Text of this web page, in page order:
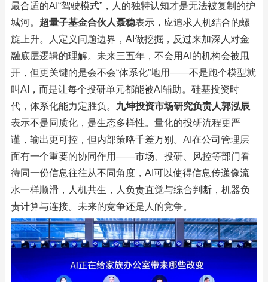
最合适的AI“驾驶模式”，人的独特认知才是无法被复制的护
城河。 超量子基金合伙人聂稳表示，应追求人机结合的螺
旋上升。人定义问题边界，AI做挖掘，反过来加深人对金
融底层逻辑的理解。未来三五年，不会用AI的机构会被甩
开，但更关键的是会不会“体系化”地用——不是跑个模型就
叫AI，而是让每个投研单元都能被AI辅助。硅基投资时
代，体系化能力定胜负。 九坤投资市场研究负责人郭泓辰
表示不是同质化，是生态多样性。量化的投研流程更严
谨，输出更可控，但内部策略千差万别。AI在公司管理层
面有一个重要的协同作用——市场、投研、风控等部门看
待同一份信息往往从不同角度，AI可以使得信息传递像流
水一样顺滑，人机共生，人负责直觉与综合判断，机器负
责计算与连接。未来的竞争还是人的竞争。